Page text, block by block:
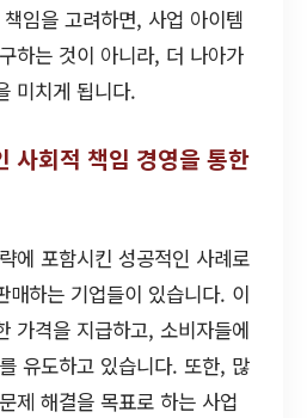
임을 고려하면, 사업 아이템
하는 것이 아니라, 더 나아가
미치게 됩니다.
사회적 책임 경영을 통한
에 포함시킨 성공적인 사례로
하는 기업들이 있습니다. 이
가격을 지급하고, 소비자들에
유도하고 있습니다. 또한, 많
제 해결을 목표로 하는 사업